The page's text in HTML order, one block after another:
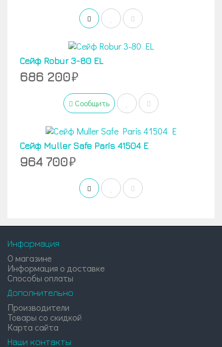
Сейф Robur 3-80 EL
686 200
Сообщить
Сейф Muller Safe Paris 41504 E
964 700
Информация
О магазине
Информация о доставке
Способы оплаты
Дополнительно
Производители
Товары со скидкой
Карта сайта
Наши контакты